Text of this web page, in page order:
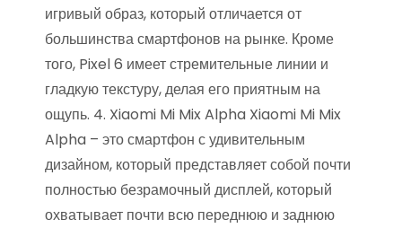
игривый образ, который отличается от
большинства смартфонов на рынке. Кроме
того, Pixel 6 имеет стремительные линии и
гладкую текстуру, делая его приятным на
ощупь. 4. Xiaomi Mi Mix Alpha Xiaomi Mi Mix
Alpha – это смартфон с удивительным
дизайном, который представляет собой почти
полностью безрамочный дисплей, который
охватывает почти всю переднюю и заднюю